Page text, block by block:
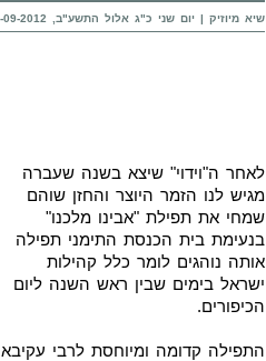
שיא מיוזיק | יום שני כ"ג אלול התשע"ב, 10-09-2012 בשעה 11:42
לאחר ה"וידוי" שיצא בשנה שעברה
מגיש לנו הזמר היוצר והחזן שוהם
שמחי את תפילת "אבינו מלכנו"
בנעימת בית הכנסת התימני תפילה
אותה נוהגים לומר כלל קהילות
ישראל בימים שבין ראש השנה ליום
הכיפורים.
התפילה קדומה ומיוחסת לרבי עקיבא